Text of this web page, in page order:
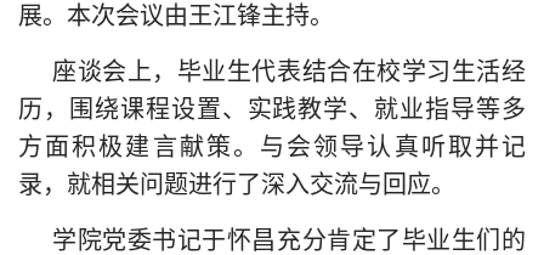
展。本次会议由王江锋主持。
座谈会上，毕业生代表结合在校学习生活经
历，围绕课程设置、实践教学、就业指导等多
方面积极建言献策。与会领导认真听取并记
录，就相关问题进行了深入交流与回应。
学院党委书记于怀昌充分肯定了毕业生们的